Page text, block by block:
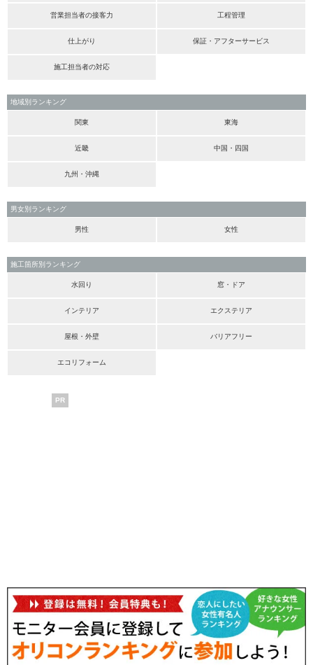
営業担当者の接客力 工程管理
仕上がり 保証・アフターサービス
施工担当者の対応
地域別ランキング
関東 東海
近畿 中国・四国
九州・沖縄
男女別ランキング
男性 女性
施工箇所別ランキング
水回り 窓・ドア
インテリア エクステリア
屋根・外壁 バリアフリー
エコリフォーム
PR